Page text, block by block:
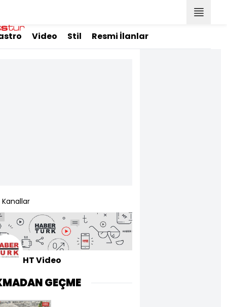
Video Stil Resmi İlanlar
HT Video
GEÇME